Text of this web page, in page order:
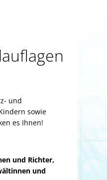
und
sowie
es Ihnen!
und Richter,
und